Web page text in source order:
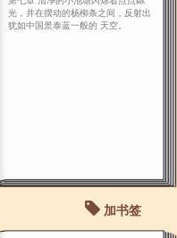
光，并在摆动的杨柳条之间，反射出
犹如中国景泰蓝一般的 天空。
加书签